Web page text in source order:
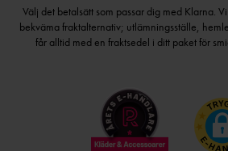
Välj det betalsätt som passar dig med Klarna.
bekväma fraktalternativ; utlämningsställe,
får alltid med en fraktsedel i ditt paket för